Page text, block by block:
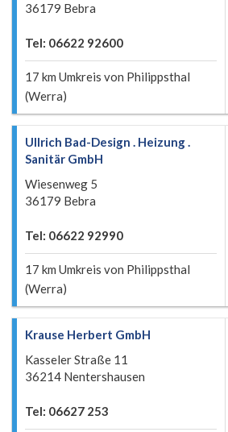
36179 Bebra
Tel: 06622 92600
17 km Umkreis von Philippsthal
(Werra)
Ullrich Bad-Design . Heizung .
Sanitär GmbH
Wiesenweg 5
36179 Bebra
Tel: 06622 92990
17 km Umkreis von Philippsthal
(Werra)
Krause Herbert GmbH
Kasseler Straße 11
36214 Nentershausen
Tel: 06627 253